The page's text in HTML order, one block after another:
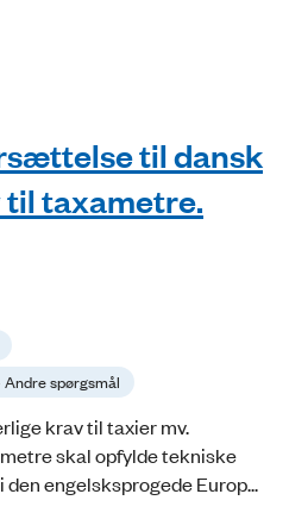
til dansk
taxametre.
spørgsmål
krav til taxier mv.
skal opfylde tekniske
engelsksprogede Europ...